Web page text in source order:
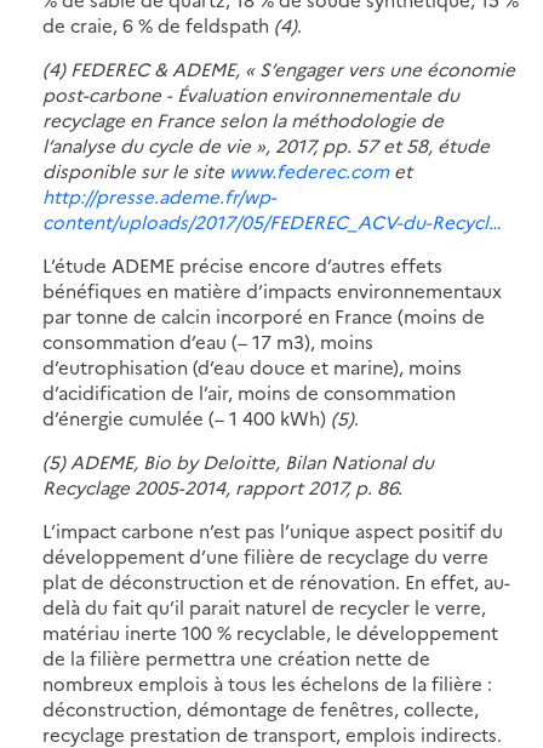
de craie, 6 % de feldspath (4).
(4) FEDEREC & ADEME, « S’engager vers une économie
post-carbone - Évaluation environnementale du
recyclage en France selon la méthodologie de
l’analyse du cycle de vie », 2017, pp. 57 et 58, étude
disponible sur le site www.federec.comet
http://presse.ademe.fr/wp-
content/uploads/2017/05/FEDEREC_ACV-du-Recycl…
L’étude ADEME précise encore d’autres effets
bénéfiques en matière d’impacts environnementaux
par tonne de calcin incorporé en France (moins de
consommation d’eau (– 17 m3), moins
d’eutrophisation (d’eau douce et marine), moins
d’acidification de l’air, moins de consommation
d’énergie cumulée (– 1 400 kWh) (5).
(5) ADEME, Bio by Deloitte, Bilan National du
Recyclage 2005-2014, rapport 2017, p. 86.
L’impact carbone n’est pas l’unique aspect positif du
développement d’une filière de recyclage du verre
plat de déconstruction et de rénovation. En effet, au-
delà du fait qu’il parait naturel de recycler le verre,
matériau inerte 100 % recyclable, le développement
de la filière permettra une création nette de
nombreux emplois à tous les échelons de la filière :
déconstruction, démontage de fenêtres, collecte,
recyclage prestation de transport, emplois indirects.